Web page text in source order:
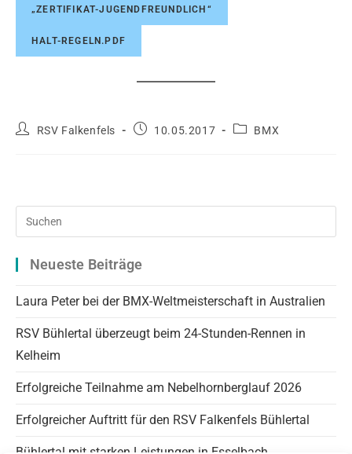
„ZERTIFIKAT-JUGENDFREUNDLICH“
HALT-REGELN.PDF
Beitrags-
RSV Falkenfels
Beitrag10.05.2017
Beitrags-
BMX
Neueste Beiträge
Laura Peter bei der BMX-Weltmeisterschaft in Australien
RSV Bühlertal überzeugt beim 24-Stunden-Rennen in
Kelheim
Erfolgreiche Teilnahme am Nebelhornberglauf 2026
Erfolgreicher Auftritt für den RSV Falkenfels Bühlertal